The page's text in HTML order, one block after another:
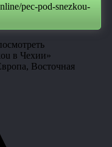
pec-pod-snezkou-
в Чехии»
Восточная